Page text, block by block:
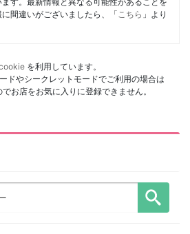
間違いがございましたら、「 こちら 」より
を利用しています。
ドやシークレットモードでご利用の場合は
お店をお気に入りに登録できません。